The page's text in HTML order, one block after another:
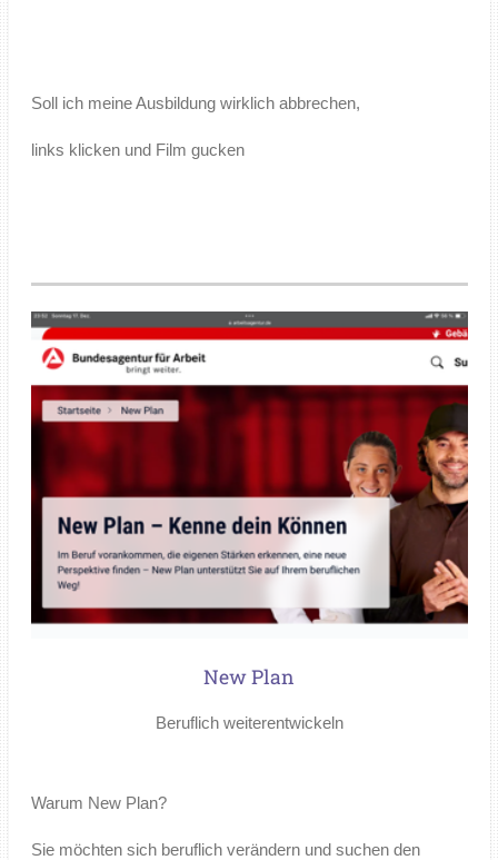
Soll ich meine Ausbildung wirklich abbrechen,
links klicken und Film gucken
New Plan
Beruflich weiterentwickeln
Warum New Plan?
Sie möchten sich beruflich verändern und suchen den